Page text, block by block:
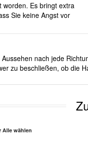
worden. Es bringt extra
Sie keine Angst vor
nach jede
zu beschließen, ob die
Alle wählen